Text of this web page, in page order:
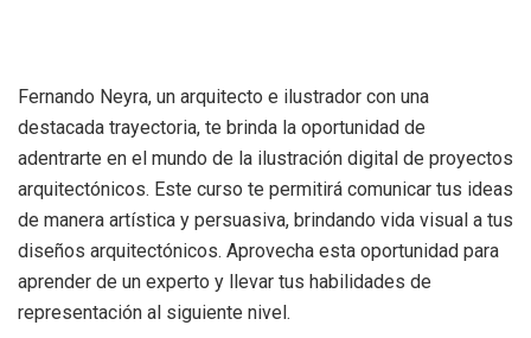
Fernando Neyra, un arquitecto e ilustrador con una
destacada trayectoria, te brinda la oportunidad de
adentrarte en el mundo de la ilustración digital de proyectos
arquitectónicos. Este curso te permitirá comunicar tus ideas
de manera artística y persuasiva, brindando vida visual a tus
diseños arquitectónicos. Aprovecha esta oportunidad para
aprender de un experto y llevar tus habilidades de
representación al siguiente nivel.